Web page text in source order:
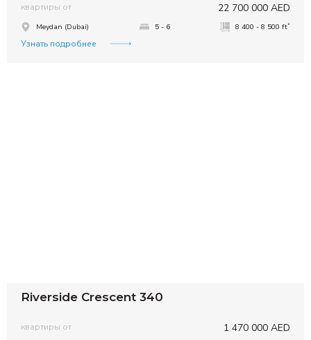
22 700 000 AED
квартиры от
Meydan (Dubai) 5 - 6 8 400 - 8 500 ft²
Узнать подробнее
Riverside Crescent 340
1 470 000 AED
квартиры от